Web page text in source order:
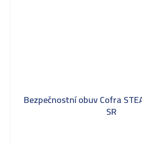
Bezpečnostní obuv Cofra
SR